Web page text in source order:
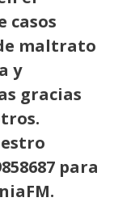
casos
maltrato
y
gracias
para